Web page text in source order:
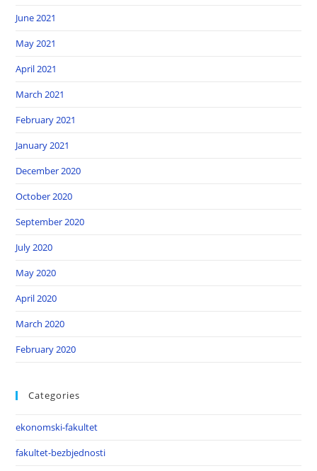
June 2021
May 2021
April 2021
March 2021
February 2021
January 2021
December 2020
October 2020
September 2020
July 2020
May 2020
April 2020
March 2020
February 2020
Categories
ekonomski-fakultet
fakultet-bezbjednosti